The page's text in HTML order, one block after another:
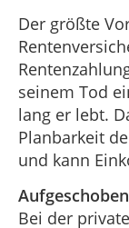
Der größte
seinem Tod
lang er lebt.
Planbarkeit
und kann
Bei der